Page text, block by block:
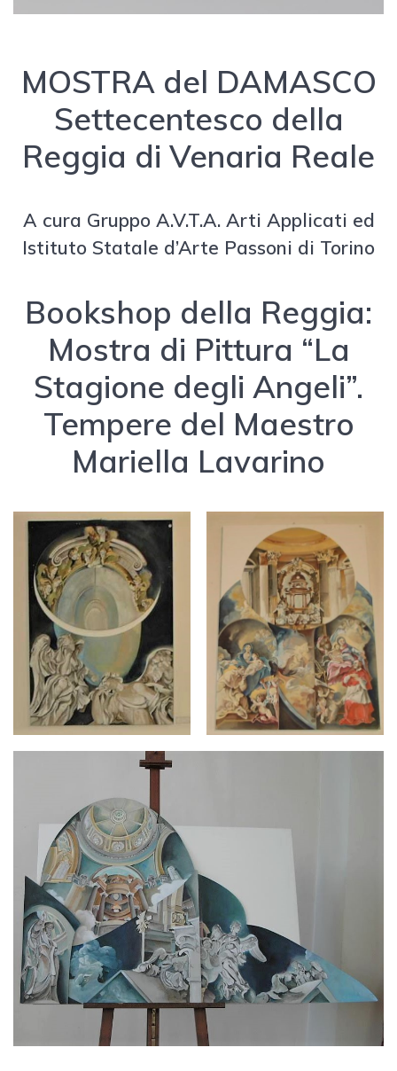
MOSTRA del DAMASCO
Settecentesco della
Reggia di Venaria Reale
A cura Gruppo A.V.T.A. Arti Applicati ed
Istituto Statale d’Arte Passoni di Torino
Bookshop della Reggia:
Mostra di Pittura “La
Stagione degli Angeli”.
Tempere del Maestro
Mariella Lavarino